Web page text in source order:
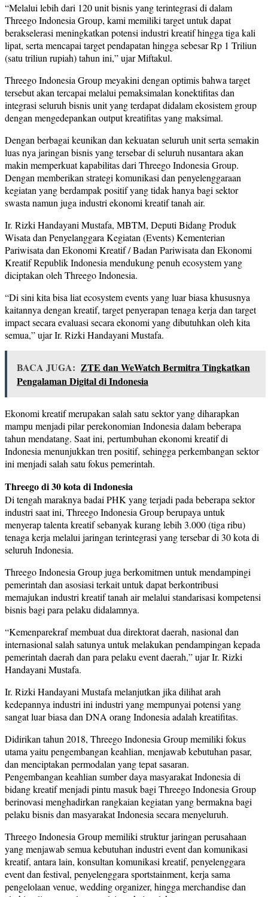
“Melalui lebih dari 120 unit bisnis yang terintegrasi di dalam
Threego Indonesia Group, kami memiliki target untuk dapat
berakselerasi meningkatkan potensi industri kreatif hingga tiga kali
lipat, serta mencapai target pendapatan hingga sebesar Rp 1 Triliun
(satu triliun rupiah) tahun ini,” ujar Miftakul.
Threego Indonesia Group meyakini dengan optimis bahwa target
tersebut akan tercapai melalui pemaksimalan konektifitas dan
integrasi seluruh bisnis unit yang terdapat didalam ekosistem group
dengan mengedepankan output kreatifitas yang maksimal.
Dengan berbagai keunikan dan kekuatan seluruh unit serta semakin
luas nya jaringan bisnis yang tersebar di seluruh nusantara akan
makin memperkuat kapabilitas dari Threego Indonesia Group.
Dengan memberikan strategi komunikasi dan penyelenggaraan
kegiatan yang berdampak positif yang tidak hanya bagi sektor
swasta namun juga industri ekonomi kreatif tanah air.
Ir. Rizki Handayani Mustafa, MBTM, Deputi Bidang Produk
Wisata dan Penyelanggara Kegiatan (Events) Kementerian
Pariwisata dan Ekonomi Kreatif / Badan Pariwisata dan Ekonomi
Kreatif Republik Indonesia mendukung penuh ecosystem yang
diciptakan oleh Threego Indonesia.
“Di sini kita bisa liat ecosystem events yang luar biasa khususnya
kaitannya dengan kreatif, target penyerapan tenaga kerja dan target
impact secara evaluasi secara ekonomi yang dibutuhkan oleh kita
semua,” ujar Ir. Rizki Handayani Mustafa.
BACA JUGA: ZTE dan WeWatch Bermitra Tingkatkan
Pengalaman Digital di Indonesia
Ekonomi kreatif merupakan salah satu sektor yang diharapkan
mampu menjadi pilar perekonomian Indonesia dalam beberapa
tahun mendatang. Saat ini, pertumbuhan ekonomi kreatif di
Indonesia menunjukkan tren positif, sehingga perkembangan sektor
ini menjadi salah satu fokus pemerintah.
Threego di 30 kota di Indonesia
Di tengah maraknya badai PHK yang terjadi pada beberapa sektor
industri saat ini, Threego Indonesia Group berupaya untuk
menyerap talenta kreatif sebanyak kurang lebih 3.000 (tiga ribu)
tenaga kerja melalui jaringan terintegrasi yang tersebar di 30 kota di
seluruh Indonesia.
Threego Indonesia Group juga berkomitmen untuk mendampingi
pemerintah dan asosiasi terkait untuk dapat berkontribusi
memajukan industri kreatif tanah air melalui standarisasi kompetensi
bisnis bagi para pelaku didalamnya.
“Kemenparekraf membuat dua direktorat daerah, nasional dan
internasional salah satunya untuk melakukan pendampingan kepada
pemerintah daerah dan para pelaku event daerah,” ujar Ir. Rizki
Handayani Mustafa.
Ir. Rizki Handayani Mustafa melanjutkan jika dilihat arah
kedepannya industri ini industri yang mempunyai potensi yang
sangat luar biasa dan DNA orang Indonesia adalah kreatifitas.
Didirikan tahun 2018, Threego Indonesia Group memiliki fokus
utama yaitu pengembangan keahlian, menjawab kebutuhan pasar,
dan menciptakan permodalan yang tepat sasaran.
Pengembangan keahlian sumber daya masyarakat Indonesia di
bidang kreatif menjadi pintu masuk bagi Threego Indonesia Group
berinovasi menghadirkan rangkaian kegiatan yang bermakna bagi
pelaku bisnis dan masyarakat Indonesia secara menyeluruh.
Threego Indonesia Group memiliki struktur jaringan perusahaan
yang menjawab semua kebutuhan industri event dan komunikasi
kreatif, antara lain, konsultan komunikasi kreatif, penyelenggara
event dan festival, penyelenggara sportstainment, kerja sama
pengelolaan venue, wedding organizer, hingga merchandise dan